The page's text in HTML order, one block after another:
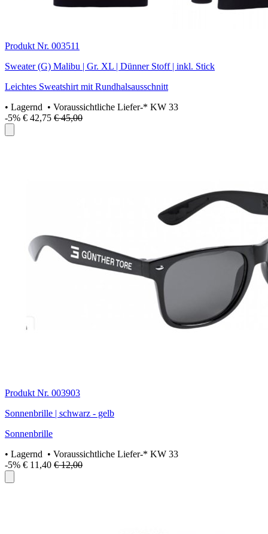
Produkt Nr. 003511
Sweater (G) Malibu | Gr. XL | Dünner Stoff | inkl. Stick
Leichtes Sweatshirt mit Rundhalsausschnitt
• Lagernd • Voraussichtliche Liefer-* KW 33
-5% € 42,75 € 45,00
Produkt Nr. 003903
Sonnenbrille | schwarz - gelb
Sonnenbrille
• Lagernd • Voraussichtliche Liefer-* KW 33
-5% € 11,40 € 12,00